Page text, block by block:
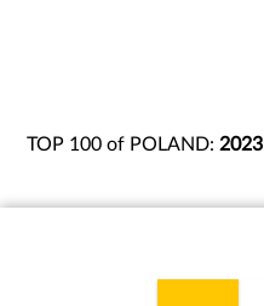
TOP 100 of POLAND: 2023